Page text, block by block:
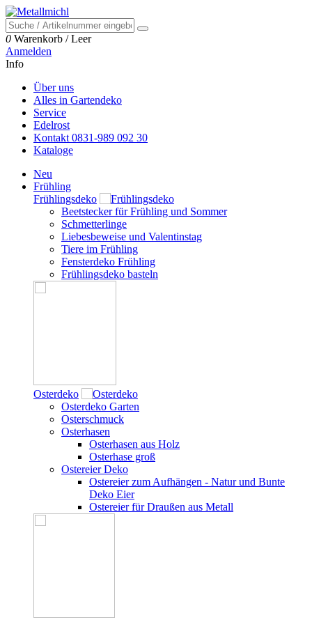
0 Warenkorb /Leer
Anmelden
Info
Über uns
Alles in Gartendeko
Service
Edelrost
Kontakt 0831-989 092 30
Kataloge
Neu
Frühling
Frühlingsdeko
Beetstecker für Frühling und Sommer
Schmetterlinge
Liebesbeweise und Valentinstag
Tiere im Frühling
Fensterdeko Frühling
Frühlingsdeko basteln
Osterdeko
Osterdeko Garten
Osterschmuck
Osterhasen
Osterhasen aus Holz
Osterhase groß
Ostereier Deko
Ostereier zum Aufhängen - Natur und Bunte
Deko Eier
Ostereier für Draußen aus Metall